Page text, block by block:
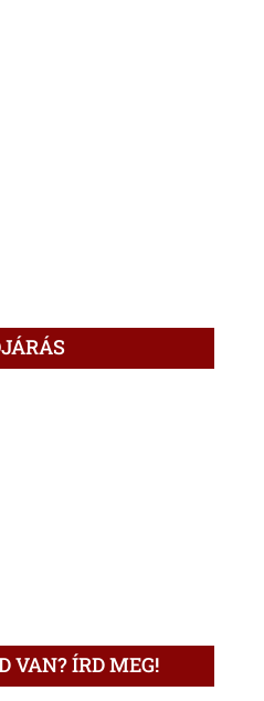
VAN? ÍRD MEG!